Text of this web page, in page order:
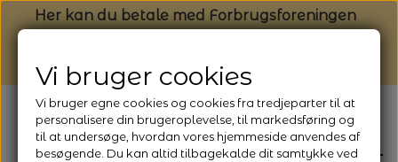
Her kan du betale med Forbrugsforeningen
Vi bruger cookies
Vi bruger egne cookies og cookies fra tredjeparter til at
personalisere din brugeroplevelse, til markedsføring og
til at undersøge, hvordan vores hjemmeside anvendes af
besøgende. Du kan altid tilbagekalde dit samtykke ved